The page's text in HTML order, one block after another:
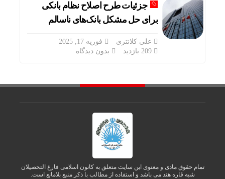
جزئیات طرح اصلاح نظام بانکی
برای حل مشکل بانک‌های ناسالم
علی کلانتری
فوریه 17, 2025
بدون دیدگاه
تمام حقوق مادی و معنوی این سایت متعلق به کانون اسلامی فارغ التحصیلان
شبه قاره هند می باشد و استفاده از مطالب با ذکر منبع بلامانع است.